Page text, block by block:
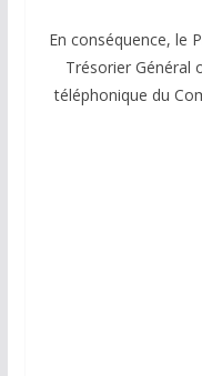
En conséquence, le
Trésorier Général
téléphonique du